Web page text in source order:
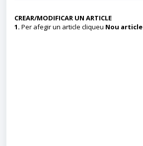
CREAR/MODIFICAR UN ARTICLE
1. Per afegir un article cliqueu Nou article